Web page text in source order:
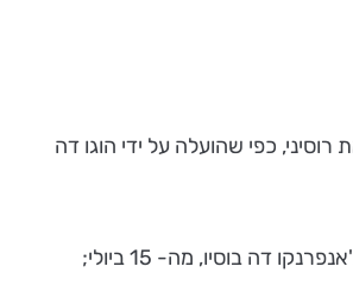
כפי שהועלה על ידי הוגו דה
מהיום, 1 ביולי, מועלית האופרה ריגולטו מאת ורדי; לה טרוויאטה מאת ורדי, הפקה של פרנקו זפירלי, תועלה מה- 8 ביולי; נבוקו מאת ורדי, בהפקה של ג'אנפרנקו דה בוסיו, מה- 15 ביולי;